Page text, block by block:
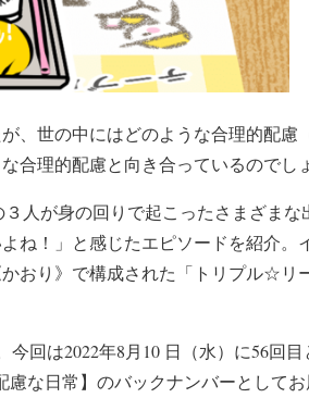
、世の中にはどのような合理的配慮
合理的配慮と向き合っているのでし
人が身の回りで起こったさまざまな
ね！」と感じたエピソードを紹介。
おり》で構成された「トリプル☆リ
回は2022年8月10 日（水）に56回
な日常】のバックナンバーとしてお